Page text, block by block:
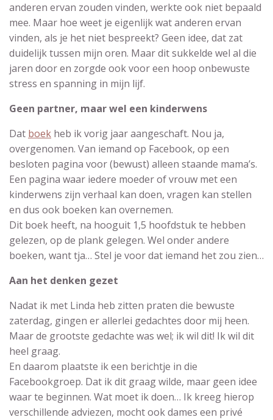
anderen ervan zouden vinden, werkte ook niet bepaald
mee. Maar hoe weet je eigenlijk wat anderen ervan
vinden, als je het niet bespreekt? Geen idee, dat zat
duidelijk tussen mijn oren. Maar dit sukkelde wel al die
jaren door en zorgde ook voor een hoop onbewuste
stress en spanning in mijn lijf.
Geen partner, maar wel een kinderwens
Dat boek heb ik vorig jaar aangeschaft. Nou ja,
overgenomen. Van iemand op Facebook, op een
besloten pagina voor (bewust) alleen staande mama’s.
Een pagina waar iedere moeder of vrouw met een
kinderwens zijn verhaal kan doen, vragen kan stellen
en dus ook boeken kan overnemen.
Dit boek heeft, na hooguit 1,5 hoofdstuk te hebben
gelezen, op de plank gelegen. Wel onder andere
boeken, want tja… Stel je voor dat iemand het zou zien…
Aan het denken gezet
Nadat ik met Linda heb zitten praten die bewuste
zaterdag, gingen er allerlei gedachtes door mij heen.
Maar de grootste gedachte was wel; ik wil dit! Ik wil dit
heel graag.
En daarom plaatste ik een berichtje in die
Facebookgroep. Dat ik dit graag wilde, maar geen idee
waar te beginnen. Wat moet ik doen… Ik kreeg hierop
verschillende adviezen, mocht ook dames een privé